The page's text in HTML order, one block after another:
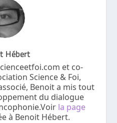
Hébert
et co-
Science & Foi,
Benoit a mis tout
du dialogue
la page
à Benoit Hébert.